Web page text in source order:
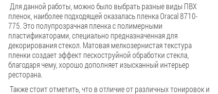
Для данной работы, можно было выбрать разные виды ПВХ
пленок, наиболее подходящей оказалась пленка Oracal 8710-
775. Это полупрозрачная пленка с полимерными
пластификаторами, специально предназначенная для
декорирования стекол. Матовая мелкозернистая текстура
пленки создает эффект пескоструйной обработки стекла,
благодаря чему, хорошо дополняет изысканный интерьер
ресторана.
Также стоит отметить, что в отличие от различных тонировок и